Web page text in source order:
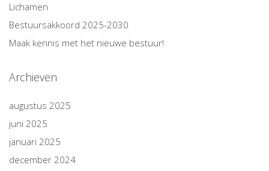
Lichamen
Bestuursakkoord 2025-2030
Maak kennis met het nieuwe bestuur!
Archieven
augustus 2025
juni 2025
januari 2025
december 2024